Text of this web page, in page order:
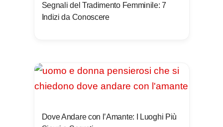
Segnali del Tradimento Femminile: 7
Indizi da Conoscere
Dove Andare con l’Amante: I Luoghi Più